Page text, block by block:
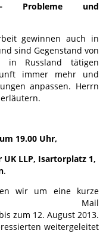
Probleme und
gewinnen auch in
sind Gegenstand von
in Russland tätigen
immer mehr und
anpassen. Herrn
erläutern.
19.00 Uhr,
UK LLP, Isartorplatz 1,
.
wir um eine kurze
per Mail
bis zum 12. August 2013.
weitergeleitet